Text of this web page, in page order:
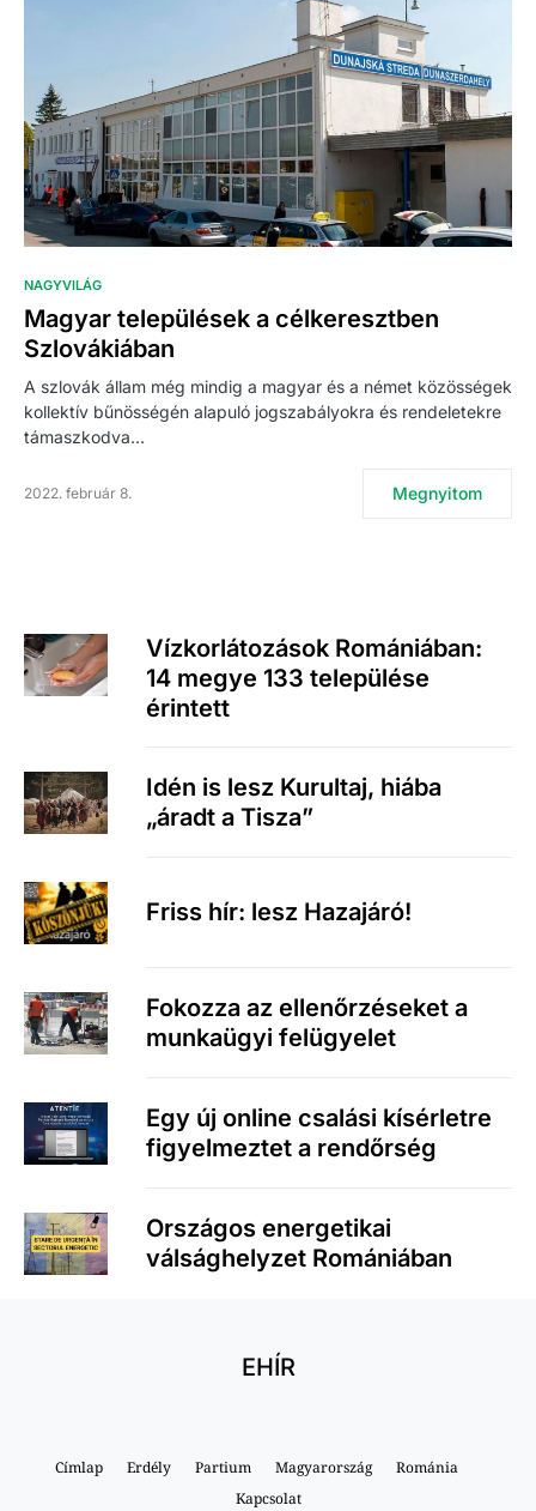
NAGYVILÁG
Magyar települések a célkeresztben
Szlovákiában
A szlovák állam még mindig a magyar és a német közösségek
kollektív bűnösségén alapuló jogszabályokra és rendeletekre
támaszkodva…
2022. február 8. Megnyitom
Vízkorlátozások Romániában:
14 megye 133 települése
érintett
Idén is lesz Kurultaj, hiába
„áradt a Tisza”
Friss hír: lesz Hazajáró!
Fokozza az ellenőrzéseket a
munkaügyi felügyelet
Egy új online csalási kísérletre
figyelmeztet a rendőrség
Országos energetikai
válsághelyzet Romániában
EHÍR
Címlap Erdély Partium Magyarország
Románia
Kapcsolat